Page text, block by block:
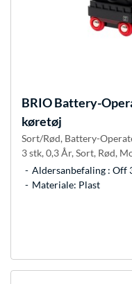
BRIOBattery-
køretøj
Sort/Rød, Battery-
3 stk, 0,3 År, Sort, Rød,
Aldersanbefaling : Off
Materiale: Plast